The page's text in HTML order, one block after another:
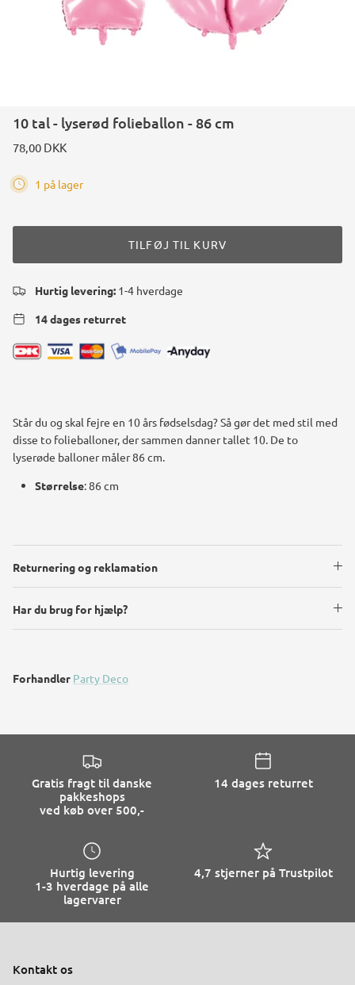
10 tal - lyserød folieballon - 86 cm
78,00 DKK
1 på lager
TILFØJ TIL KURV
Hurtig levering: 1-4 hverdage
14 dages returret
Står du og skal fejre en 10 års fødselsdag? Så gør det med stil med
disse to folieballoner, der sammen danner tallet 10. De to
lyserøde balloner måler 86 cm.
Størrelse: 86 cm
Returnering og reklamation
Har du brug for hjælp?
Forhandler Party Deco
Gratis fragt til danske
pakkeshops
ved køb over 500,-
14 dages returret
Hurtig levering
1-3 hverdage på alle
lagervarer
4,7 stjerner på Trustpilot
Kontakt os